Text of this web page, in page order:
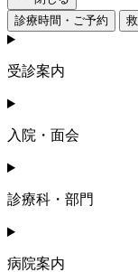
診療時間・ご予約
受診案内
入院・面会
診療科・部門
病院案内